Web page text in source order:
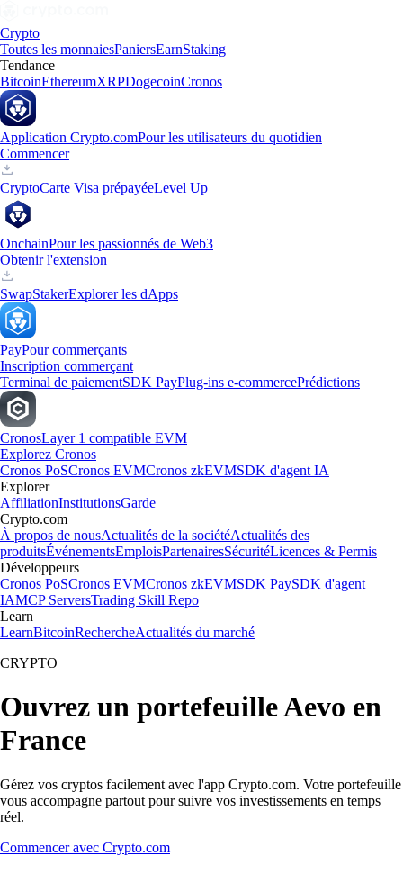
Crypto
Toutes les monnaiesPaniersEarnStaking
Tendance
BitcoinEthereumXRPDogecoinCronos
Application Crypto.comPour les utilisateurs du quotidien
Commencer
CryptoCarte Visa prépayéeLevel Up
OnchainPour les passionnés de Web3
Obtenir l'extension
SwapStakerExplorer les dApps
PayPour commerçants
Inscription commerçant
Terminal de paiementSDK PayPlug-ins e-commercePrédictions
CronosLayer 1 compatible EVM
Explorez Cronos
Cronos PoSCronos EVMCronos zkEVMSDK d'agent IA
Explorer
AffiliationInstitutionsGarde
Crypto.com
À propos de nousActualités de la sociétéActualités des
produitsÉvénementsEmploisPartenairesSécuritéLicences & Permis
Développeurs
Cronos PoSCronos EVMCronos zkEVMSDK PaySDK d'agent
IAMCP ServersTrading Skill Repo
Learn
LearnBitcoinRechercheActualités du marché
CRYPTO
Ouvrez un portefeuille Aevo en
France
Gérez vos cryptos facilement avec l'app Crypto.com. Votre portefeuille
vous accompagne partout pour suivre vos investissements en temps
réel.
Commencer avec Crypto.com